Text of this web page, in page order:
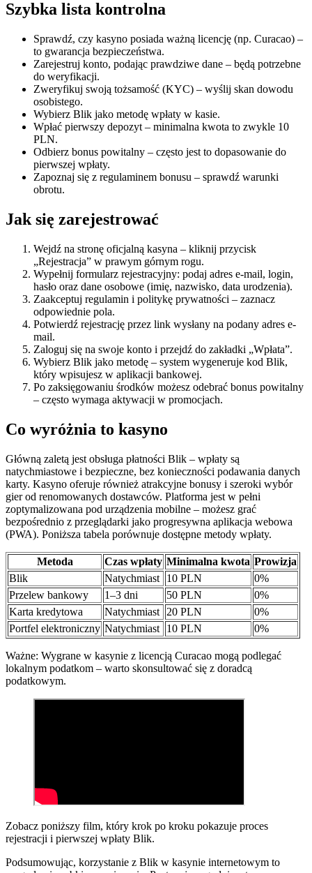
Szybka lista kontrolna
Sprawdź, czy kasyno posiada ważną licencję (np. Curacao) –
to gwarancja bezpieczeństwa.
Zarejestruj konto, podając prawdziwe dane – będą potrzebne
do weryfikacji.
Zweryfikuj swoją tożsamość (KYC) – wyślij skan dowodu
osobistego.
Wybierz Blik jako metodę wpłaty w kasie.
Wpłać pierwszy depozyt – minimalna kwota to zwykle 10
PLN.
Odbierz bonus powitalny – często jest to dopasowanie do
pierwszej wpłaty.
Zapoznaj się z regulaminem bonusu – sprawdź warunki
obrotu.
Jak się zarejestrować
Wejdź na stronę oficjalną kasyna – kliknij przycisk
„Rejestracja” w prawym górnym rogu.
Wypełnij formularz rejestracyjny: podaj adres e-mail, login,
hasło oraz dane osobowe (imię, nazwisko, data urodzenia).
Zaakceptuj regulamin i politykę prywatności – zaznacz
odpowiednie pola.
Potwierdź rejestrację przez link wysłany na podany adres e-
mail.
Zaloguj się na swoje konto i przejdź do zakładki „Wpłata”.
Wybierz Blik jako metodę – system wygeneruje kod Blik,
który wpisujesz w aplikacji bankowej.
Po zaksięgowaniu środków możesz odebrać bonus powitalny
– często wymaga aktywacji w promocjach.
Co wyróżnia to kasyno
Główną zaletą jest obsługa płatności Blik – wpłaty są
natychmiastowe i bezpieczne, bez konieczności podawania danych
karty. Kasyno oferuje również atrakcyjne bonusy i szeroki wybór
gier od renomowanych dostawców. Platforma jest w pełni
zoptymalizowana pod urządzenia mobilne – możesz grać
bezpośrednio z przeglądarki jako progresywna aplikacja webowa
(PWA). Poniższa tabela porównuje dostępne metody wpłaty.
Metoda Czas wpłaty Minimalna kwota Prowizja
Blik
Natychmiast 10 PLN
0%
Przelew bankowy
1–3 dni 50 PLN
0%
Karta kredytowa
Natychmiast 20 PLN
0%
Portfel elektroniczny Natychmiast 10 PLN 0%
Ważne: Wygrane w kasynie z licencją Curacao mogą podlegać
lokalnym podatkom – warto skonsultować się z doradcą
podatkowym.
Zobacz poniższy film, który krok po kroku pokazuje proces
rejestracji i pierwszej wpłaty Blik.
Podsumowując, korzystanie z Blik w kasynie internetowym to